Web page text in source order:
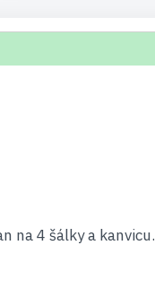
na 4 šálky a kanvicu.